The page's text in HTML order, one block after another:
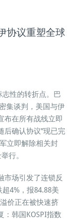
协议重塑全球
性的转折点。巴
集谈判，美国与伊
布在所有战线立即
后确认协议”现已完
立即解除相关封
行。
市场引发了连锁反
4%，报84.88美
价正在被快速挤
：韩国KOSPI指数